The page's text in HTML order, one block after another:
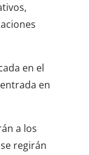
en el
en
a los
regirán